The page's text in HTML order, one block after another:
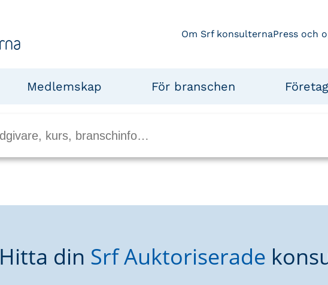
Om Srf konsulternaPress och
Medlemskap För branschen
Hitta din Srf Auktoriserade